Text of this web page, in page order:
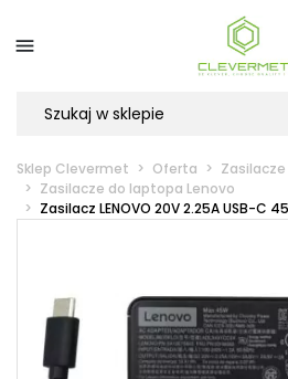

Sklep Clevermet Oferta
Zasilacze do laptopa Lenovo
Zasilacz LENOVO 20V 2.25A USB-C